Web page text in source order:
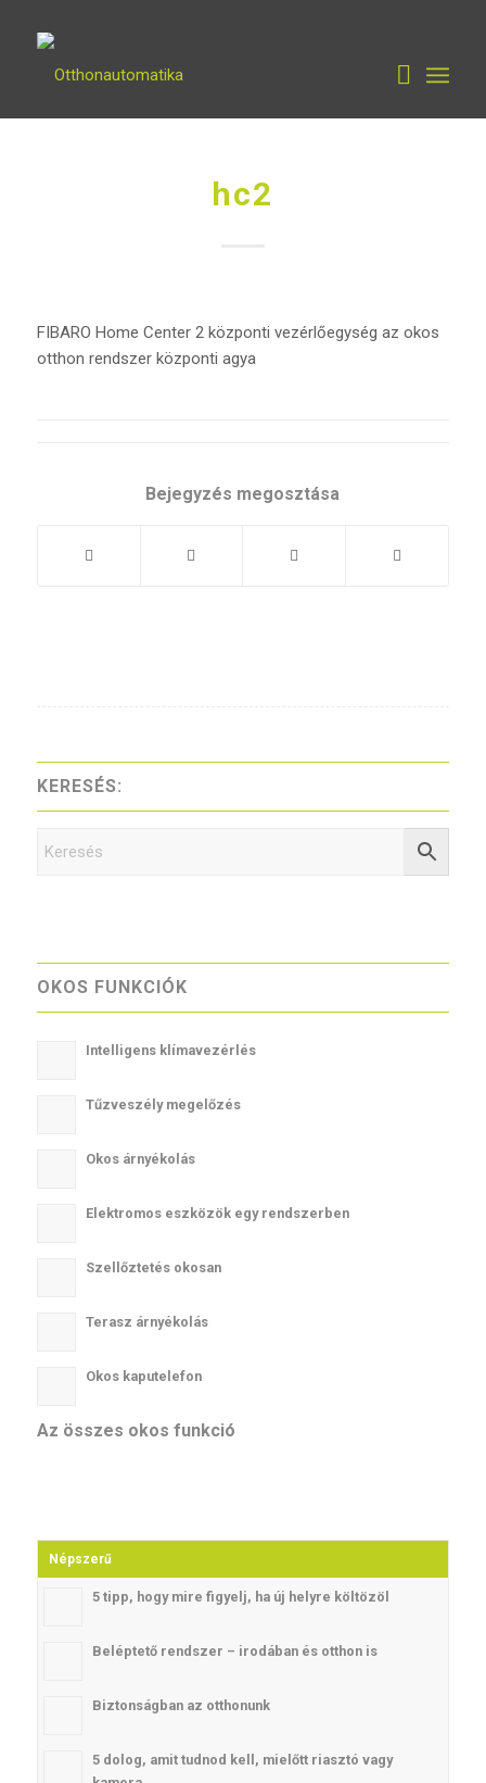
hc2
FIBARO Home Center 2 központi vezérlőegység az okos
otthon rendszer központi agya
Bejegyzés megosztása
KERESÉS:
OKOS FUNKCIÓK
Intelligens klímavezérlés
Tűzveszély megelőzés
Okos árnyékolás
Elektromos eszközök egy rendszerben
Szellőztetés okosan
Terasz árnyékolás
Okos kaputelefon
Az összes okos funkció
Népszerű
5 tipp, hogy mire figyelj, ha új helyre költözöl
Beléptető rendszer – irodában és otthon is
Biztonságban az otthonunk
5 dolog, amit tudnod kell, mielőtt riasztó vagy